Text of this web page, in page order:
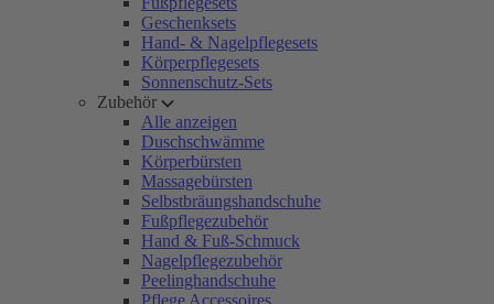
Geschenksets
Hand- & Nagelpflegesets
Körperpflegesets
Sonnenschutz-Sets
Zubehör
Alle anzeigen
Duschschwämme
Körperbürsten
Massagebürsten
Selbstbräungshandschuhe
Fußpflegezubehör
Hand & Fuß-Schmuck
Nagelpflegezubehör
Peelinghandschuhe
Pflege Accessoires